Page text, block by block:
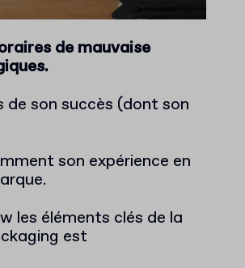
de mauvaise
de son succès (dont son
son expérience en
les éléments clés de la
est